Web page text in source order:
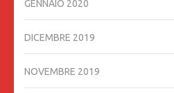
GENNAIO 2020
DICEMBRE 2019
NOVEMBRE 2019